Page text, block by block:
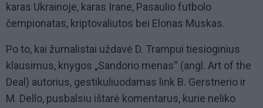
karas Ukrainoje, karas Irane, Pasaulio futbolo
čempionatas, kriptovaliutos bei Elonas Muskas.
Po to, kai žurnalistai uždavė D. Trampui tiesioginius
klausimus, knygos „Sandorio menas“ (angl. Art of the
Deal) autorius, gestikuliuodamas link B. Gerstnerio ir
M. Dello, pusbalsiu ištarė komentarus, kurie neliko